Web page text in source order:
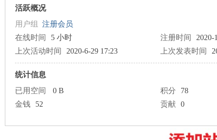
活跃概况
用户组 注册会员
在线时间
5 小时 注册时间
2020-
上次活动时间
2020-6-29 17:23 上次发表时间
统计信息
已用空间
0 B 积分
78
金钱
52 贡献 0